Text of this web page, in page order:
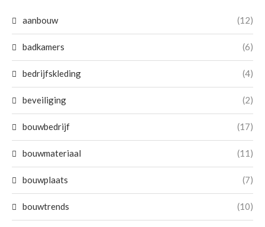
aanbouw (12)
badkamers (6)
bedrijfskleding (4)
beveiliging (2)
bouwbedrijf (17)
bouwmateriaal (11)
bouwplaats (7)
bouwtrends (10)